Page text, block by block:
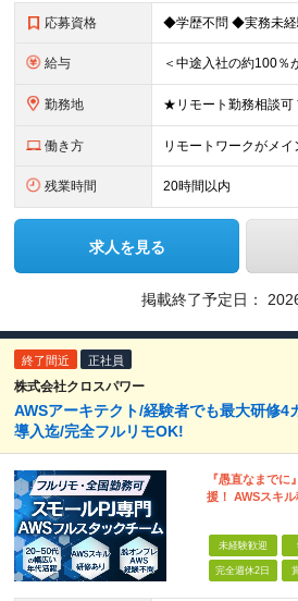
応募資格
給与
勤務地
働き方 リモートワークがメイ
残業時間 20時間以内
求人を見る
掲載終了予定日：
終了間近 正社員
株式会社クロスパワー
AWSアーキテクト/経験者でも最大研修4
導入迄/完全フルリモOK!
『愚直なまでに
援！ AWSスキ
未経験歓迎
完全週休2日